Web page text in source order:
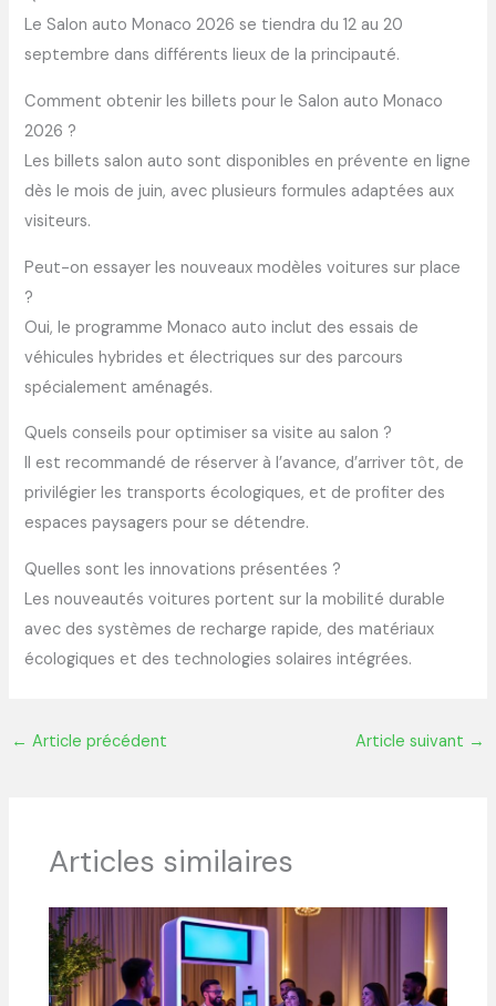
Le Salon auto Monaco 2026 se tiendra du 12 au 20
septembre dans différents lieux de la principauté.
Comment obtenir les billets pour le Salon auto Monaco
2026 ?
Les billets salon auto sont disponibles en prévente en ligne
dès le mois de juin, avec plusieurs formules adaptées aux
visiteurs.
Peut-on essayer les nouveaux modèles voitures sur place
?
Oui, le programme Monaco auto inclut des essais de
véhicules hybrides et électriques sur des parcours
spécialement aménagés.
Quels conseils pour optimiser sa visite au salon ?
Il est recommandé de réserver à l’avance, d’arriver tôt, de
privilégier les transports écologiques, et de profiter des
espaces paysagers pour se détendre.
Quelles sont les innovations présentées ?
Les nouveautés voitures portent sur la mobilité durable
avec des systèmes de recharge rapide, des matériaux
écologiques et des technologies solaires intégrées.
← Article précédent Article suivant →
Articles similaires